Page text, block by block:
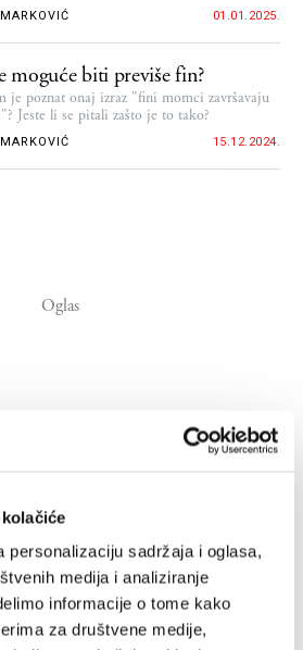
personalizaciju sadržaja i oglasa,
medija i analiziranje
informacije o tome kako
za društvene medije,
01.01.2025.
moguće biti previše fin?
je poznat onaj izraz "fini momci završavaju
Jeste li se pitali zašto je to tako?
15.12.2024.
sada o onom ljigavom udvorištvu i
je ta reč postala pogrdna
Dela koja su me